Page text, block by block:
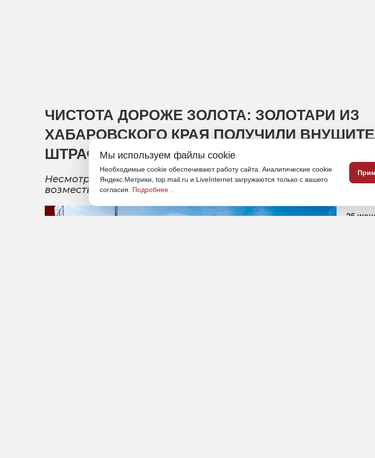
ЧИСТОТА ДОРОЖЕ ЗОЛОТА: ЗОЛОТАРИ ИЗ
ХАБАРОВСКОГО КРАЯ ПОЛУЧИЛИ
ШТРАФ
Несмотря на сопротивление, экологический ущерб реке Якчи
возместить
26
Мы используем файлы cookie
Необходимые cookie обеспечивают работу сайта. Аналитические cookie
Яндекс.Метрики, top.mail.ru и LiveInternet загружаются только с вашего
согласия. Подробнее